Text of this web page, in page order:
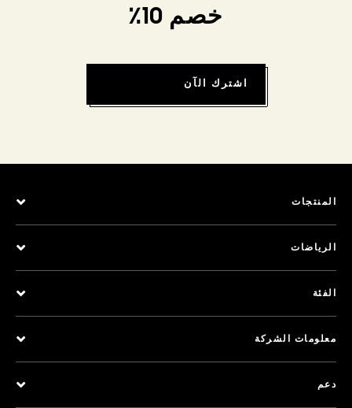
خصم 10٪
اشترك الآن
المنتجات
الرياضات
الفئة
معلومات الشركة
دعم